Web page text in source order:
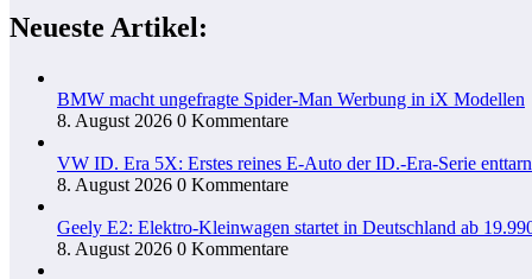
Neueste Artikel:
BMW macht ungefragte Spider-Man Werbung in iX Modellen
8. August 2026 0 Kommentare
VW ID. Era 5X: Erstes reines E-Auto der ID.-Era-Serie
8. August 2026 0 Kommentare
Geely E2: Elektro-Kleinwagen startet in Deutschland ab
8. August 2026 0 Kommentare